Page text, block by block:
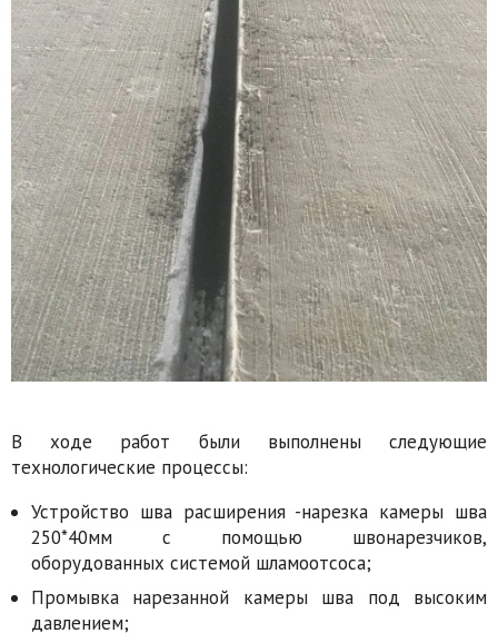
В ходе работ были выполнены следующие
технологические процессы:
Устройство шва расширения -нарезка камеры шва
250*40мм с помощью швонарезчиков,
оборудованных системой шламоотсоса;
Промывка нарезанной камеры шва под высоким
давлением;